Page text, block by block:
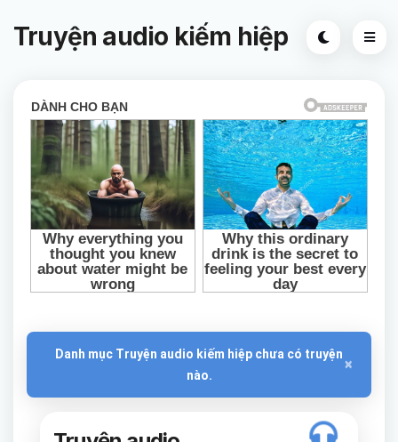
Truyện audio kiếm hiệp
Danh mục Truyện audio kiếm hiệp chưa có truyện
nào.
×